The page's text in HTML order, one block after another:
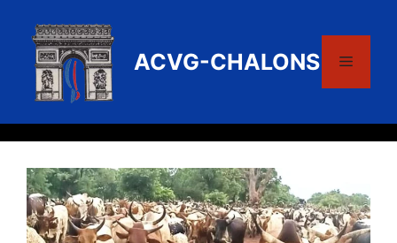
contenu
ACVG-CHALONS Menu